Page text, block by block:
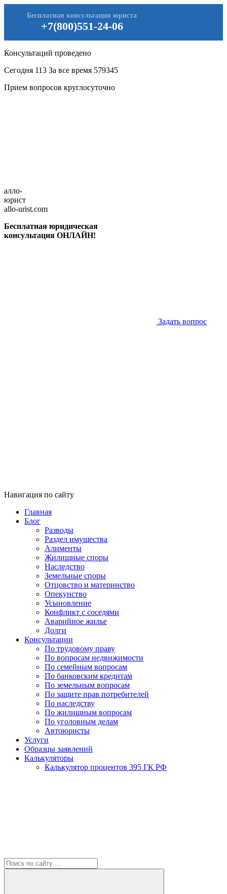
+7(800)551-24-06
Бесплатная консультация юриста
Консультаций проведено
Сегодня 113 За все время 579345
Прием вопросов круглосуточно
алло-
юрист
allo-urist.com
Бесплатная юридическая
консультация ОНЛАЙН!
Задать вопрос
Навигация по сайту
Главная
Блог
Разводы
Раздел имущества
Алименты
Жилищные споры
Наследство
Земельные споры
Отцовство и материнство
Опекунство
Усыновление
Конфликт с соседями
Аварийное жилье
Долги
Консультации
По трудовому праву
По вопросам недвижимости
По семейным вопросам
По банковским кредитам
По земельным вопросам
По защите прав потребителей
По наследству
По жилищным вопросам
По уголовным делам
Автоюристы
Услуги
Образцы заявлений
Калькуляторы
Калькулятор процентов 395 ГК РФ